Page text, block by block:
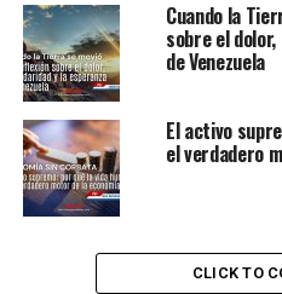
Cuando la
sobre el
de Venezuela
El activo
el verdadero
CLICK TO